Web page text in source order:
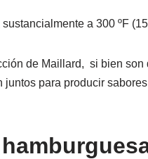
a 300 ºF
de Maillard, si bien son
para producir